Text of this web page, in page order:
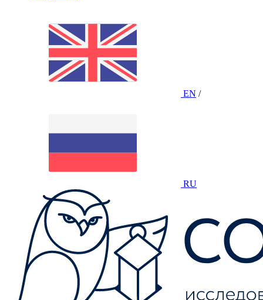
EN /
RU